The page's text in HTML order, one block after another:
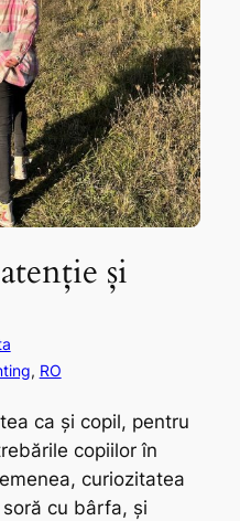
și
, RO
ca și copil, pentru
copiilor în
curiozitatea
cu bârfa, și